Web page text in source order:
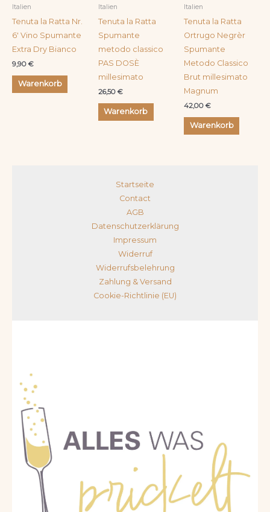
Italien
Tenuta la Ratta Nr.
6′ Vino Spumante
Extra Dry Bianco
9,90€
Warenkorb
Italien
Tenuta la Ratta
Spumante
metodo classico
PAS DOSÈ
millesimato
26,50€
Warenkorb
Italien
Tenuta la Ratta
Ortrugo Negrèr
Spumante
Metodo Classico
Brut millesimato
Magnum
42,00€
Warenkorb
Startseite
Contact
AGB
Datenschutzerklärung
Impressum
Widerruf
Widerrufsbelehrung
Zahlung & Versand
Cookie-Richtlinie (EU)